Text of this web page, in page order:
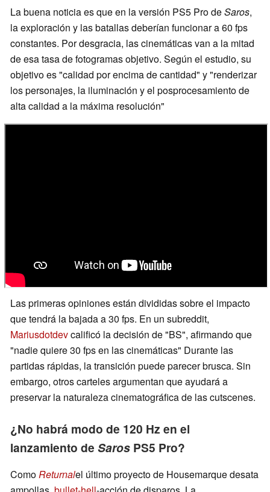
La buena noticia es que en la versión PS5 Pro deSaros,
la exploración y las batallas deberían funcionar a 60 fps
constantes. Por desgracia, las cinemáticas van a la mitad
de esa tasa de fotogramas objetivo. Según el estudio, su
objetivo es "calidad por encima de cantidad" y "renderizar
los personajes, la iluminación y el posprocesamiento de
alta calidad a la máxima resolución"
Las primeras opiniones están divididas sobre el impacto
que tendrá la bajada a 30 fps. En un subreddit,
Mariusdotdevcalificó la decisión de "BS", afirmando que
"nadie quiere 30 fps en las cinemáticas" Durante las
partidas rápidas, la transición puede parecer brusca. Sin
embargo, otros carteles argumentan que ayudará a
preservar la naturaleza cinematográfica de las cutscenes.
¿No habrá modo de 120 Hz en el
lanzamiento de Saros PS5 Pro?
ComoReturnalel último proyecto de Housemarque desata